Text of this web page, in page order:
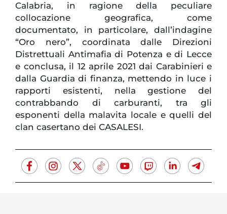
Calabria, in ragione della peculiare
collocazione geografica, come
documentato, in particolare, dall’indagine
“Oro nero”, coordinata dalle Direzioni
Distrettuali Antimafia di Potenza e di Lecce
e conclusa, il 12 aprile 2021 dai Carabinieri e
dalla Guardia di finanza, mettendo in luce i
rapporti esistenti, nella gestione del
contrabbando di carburanti, tra gli
esponenti della malavita locale e quelli del
clan casertano dei CASALESI.